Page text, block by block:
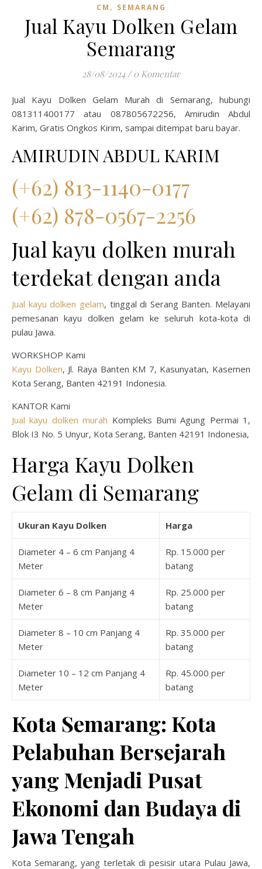
CM , SEMARANG
Jual Kayu Dolken Gelam
Semarang
28/08/2024 / 0 Komentar
Jual Kayu Dolken Gelam Murah di Semarang, hubungi
081311400177 atau 087805672256, Amirudin Abdul
Karim, Gratis Ongkos Kirim, sampai ditempat baru bayar.
AMIRUDIN ABDUL KARIM
(+62) 813-1140-0177
(+62) 878-0567-2256
Jual kayu dolken murah
terdekat dengan anda
Jual kayu dolken gelam, tinggal di Serang Banten. Melayani
pemesanan kayu dolken gelam ke seluruh kota-kota di
pulau Jawa.
WORKSHOP Kami
Kayu Dolken, Jl. Raya Banten KM 7, Kasunyatan, Kasemen
Kota Serang, Banten 42191 Indonesia.
KANTOR Kami
Jual kayu dolken murah Kompleks Bumi Agung Permai 1,
Blok I3 No. 5 Unyur, Kota Serang, Banten 42191 Indonesia,
Harga Kayu Dolken
Gelam di Semarang
Ukuran Kayu Dolken Harga
Diameter 4 – 6 cm Panjang 4
Meter
Rp. 15.000 per
batang
Diameter 6 – 8 cm Panjang 4
Meter
Rp. 25.000 per
batang
Diameter 8 – 10 cm Panjang 4
Meter
Rp. 35.000 per
batang
Diameter 10 – 12 cm Panjang 4
Meter
Rp. 45.000 per
batang
Kota Semarang: Kota
Pelabuhan Bersejarah
yang Menjadi Pusat
Ekonomi dan Budaya di
Jawa Tengah
Kota Semarang, yang terletak di pesisir utara Pulau Jawa,